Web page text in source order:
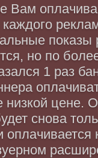
Вам
но по
1 раз
низкой цене.
снова
оплачивается